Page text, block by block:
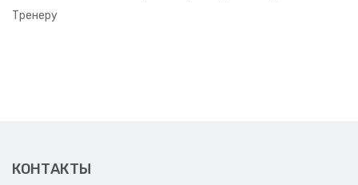
Тренеру
КОНТАКТЫ